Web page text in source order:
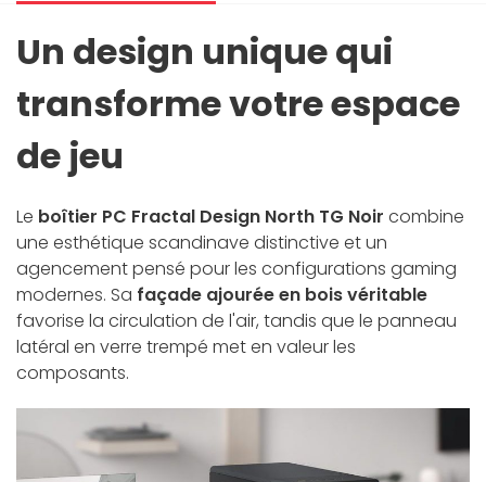
Un design unique qui
transforme votre espace
de jeu
Le boîtier PC Fractal Design North TG Noir combine
une esthétique scandinave distinctive et un
agencement pensé pour les configurations gaming
modernes. Sa façade ajourée en bois véritable
favorise la circulation de l'air, tandis que le panneau
latéral en verre trempé met en valeur les
composants.